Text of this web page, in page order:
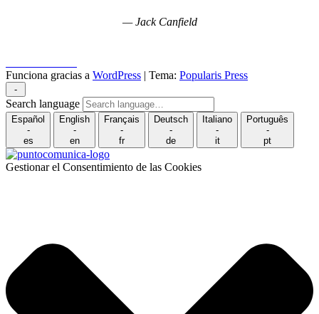
— Jack Canfield
Funciona gracias a WordPress | Tema: Popularis Press
-
Search language
Español
-
es
English
-
en
Français
-
fr
Deutsch
-
de
Italiano
-
it
Português
-
pt
Gestionar el Consentimiento de las Cookies